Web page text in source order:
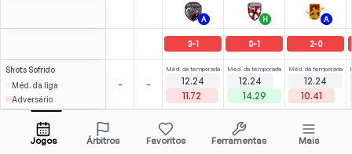
A H A
3-1 0-1 2-0
Shots Sofrido
Méd. da liga
Adversário
- -
Méd. da temporada
12.24
11.72
Méd. da temporada
12.24
14.29
Méd. da temporada
12.24
10.41
B. Rendón Abrir menu 88' RW
4
LST-90'
4
ST-90
Jogos Árbitros Favoritos Ferramentas Mais